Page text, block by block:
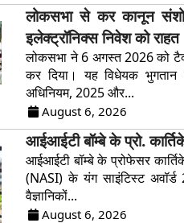
लोकसभा से कर कानून
इलेक्ट्रॉनिक्स निवेश को राहत
लोकसभा ने 6 अगस्त 2026 को
कर दिया। यह विधेयक भुगतान
अधिनियम, 2025 और...
August 6, 2026
आईआईटी बॉम्बे के प्रो.
आईआईटी बॉम्बे के प्रोफेसर
(NASI) के यंग साइंटिस्ट
वैज्ञानिकों...
August 6, 2026